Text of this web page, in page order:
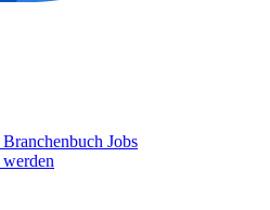
Branchenbuch Jobs